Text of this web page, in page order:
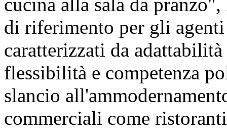
di riferimento per gli
caratterizzati da
flessibilità e competenza
slancio
commerciali come